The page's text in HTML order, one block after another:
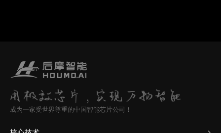
成为一家受世界尊重的中国智能芯片公司！